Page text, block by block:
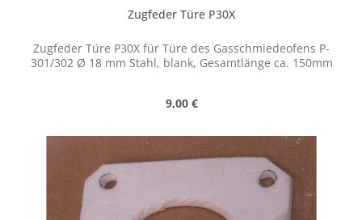
Zugfeder Türe P30X
Zugfeder Türe P30X für Türe des Gasschmiedeofens P-
301/302 Ø 18 mm Stahl, blank, Gesamtlänge ca. 150mm
Regulärer Preis:
9,00 €